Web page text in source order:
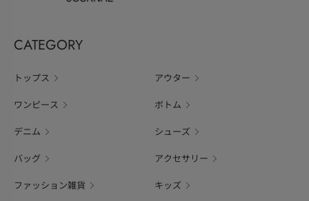
CATEGORY
トップス アウター
ワンピース ボトム
デニム シューズ
バッグ アクセサリー
ファッション雑貨 キッズ